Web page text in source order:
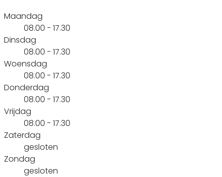
Maandag
08.00 - 17.30
Dinsdag
08.00 - 17.30
Woensdag
08.00 - 17.30
Donderdag
08.00 - 17.30
Vrijdag
08.00 - 17.30
Zaterdag
gesloten
Zondag
gesloten